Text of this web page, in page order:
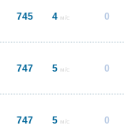
745 4 м/с 0
747 5 м/с 0
747 5 м/с 0